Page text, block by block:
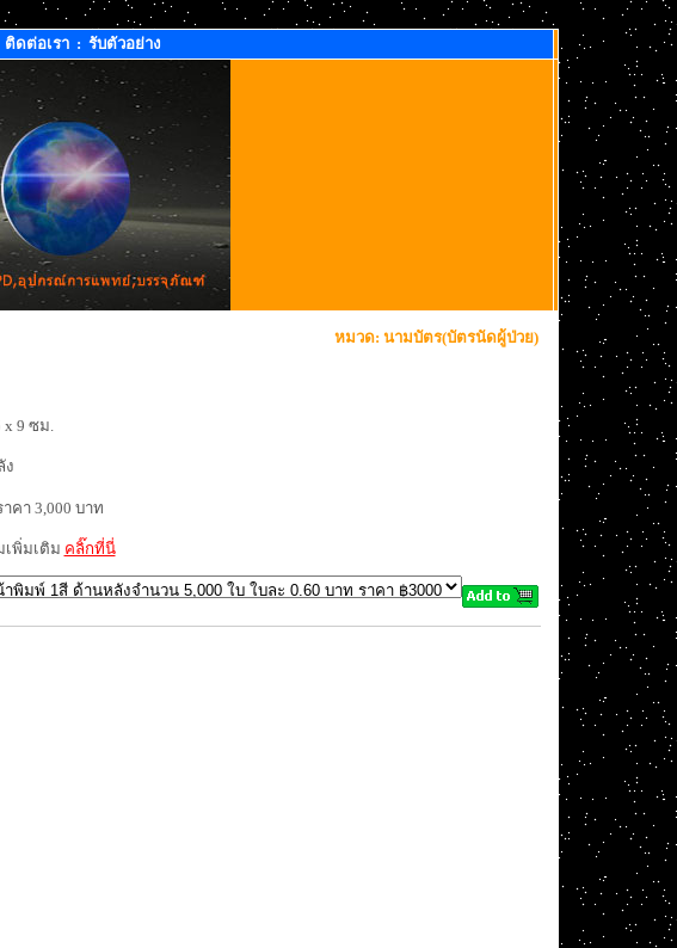
ติดต่อเรา: รับตัวอย่าง
หมวด: นามบัตร(บัตรนัดผู้ป่วย)
9 ซม.
ง
คา 3,000 บาท
เพิ่มเติม คลิ๊กที่นี่